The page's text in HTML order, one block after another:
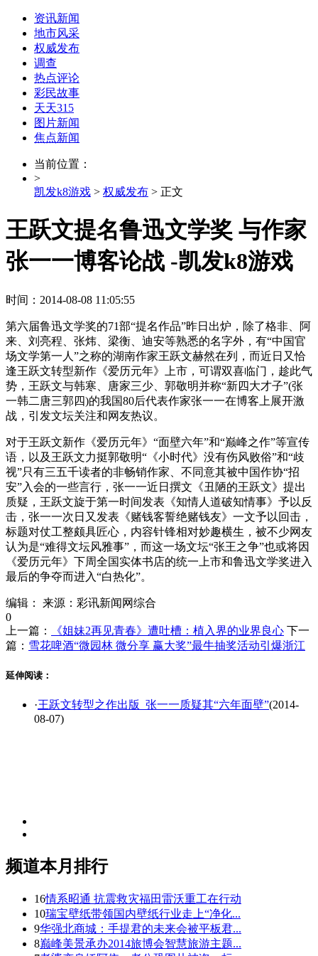
资讯新闻
地市风采
权威发布
调查
热点评论
彩民故事
天天315
图片新闻
焦点新闻
当前位置：
>
凯发k8游戏 > 权威发布 > 正文
王跃文提名鲁迅文学奖 与作家
张一一博客论战 -凯发k8游戏
时间：2014-08-08 11:05:55
第六届鲁迅文学奖的71部“提名作品”昨日出炉，除了格非、阿
来、刘亮程、张炜、梁衡、迪安等熟悉的名字外，有“中国官
场文学第一人”之称的湖南作家王跃文赫然在列，而近日又恰
逢王跃文转型新作《爱历元年》上市，可谓双喜临门，趁此气
势，王跃文与韩寒、唐家三少、郭敬明并称“新四大才子”(张
一韩二唐三郭四)的我国80后代表作家张一一在博客上展开激
战，引发文坛关注和网友热议。
对于王跃文新作《爱历元年》“面壁六年”和“巅峰之作”等宣传
语，以及王跃文力挺郭敬明“《小时代》没有伤风败俗”和“歧
视”只有三五千读者的非畅销作家、不同意其被中国作协“招
安”入会的一些言行，张一一近日撰文《丑陋的王跃文》提出
质疑，王跃文旋于第一时间发表《知情人道破知情事》予以反
击，张一一次日又发表《赌钱客誓绝赌钱友》一文予以回击，
标题对仗工整颇具匠心，内容针锋相对妙趣横生，被不少网友
认为是“难得文坛风雅事”，而这一场文坛“张王之争”也或将因
《爱历元年》下周全国实体书店的统一上市和鲁迅文学奖进入
最后的争夺而进入“白热化”。
编辑： 来源：彩讯新闻网综合
0
上一篇：
《姐妹2再见青春》遭吐槽：植入界的业界良心 下一
篇： 雪花啤酒“微园林 微分享 赢大奖”最牛抽奖活动引爆浙江
延伸阅读：
·王跃文转型之作出版 张一一质疑其“六年面壁”(2014-
08-07)
频道本月排行
16情系昭通 抗震救灾福田雷沃重工在行动
10瑞宝壁纸带领国内壁纸行业走上“净化...
9华强北商城：手提君的未来会被平板君...
8巅峰美景承办2014旅博会智慧旅游主题...